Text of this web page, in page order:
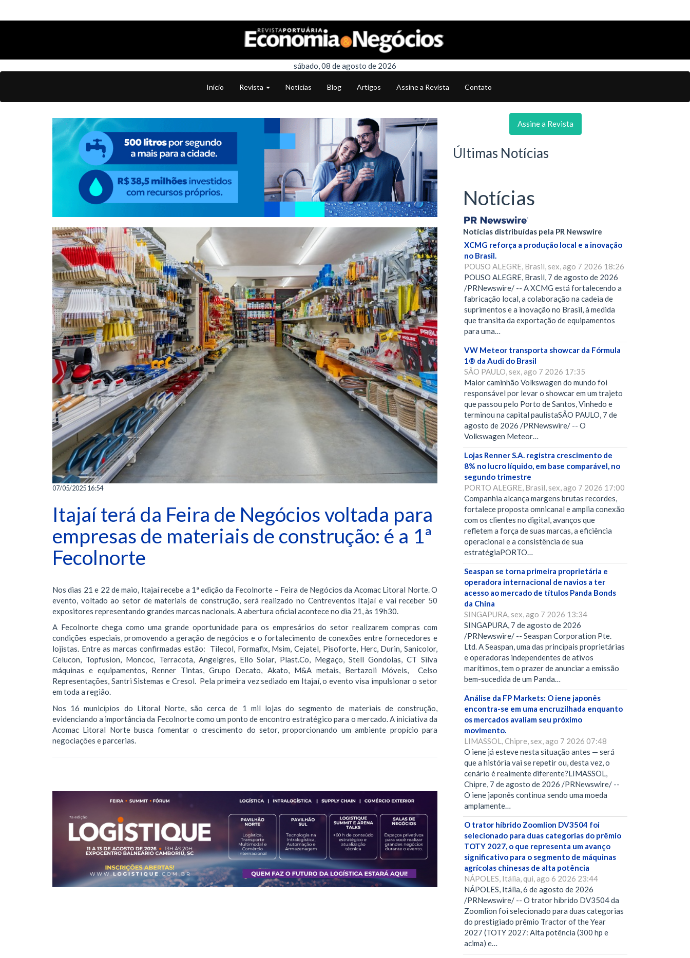
sábado, 08 de agosto de 2026
Início Revista Notícias Blog Artigos Assine a Revista Contato
07/05/2025 16:54
Itajaí terá da Feira de Negócios voltada para
empresas de materiais de construção: é a 1ª
Fecolnorte
Nos dias 21 e 22 de maio, Itajaí recebe a 1ª edição da Fecolnorte – Feira de Negócios da Acomac Litoral Norte. O
evento, voltado ao setor de materiais de construção, será realizado no Centreventos Itajaí e vai receber 50
expositores representando grandes marcas nacionais. A abertura oficial acontece no dia 21, às 19h30.
A Fecolnorte chega como uma grande oportunidade para os empresários do setor realizarem compras com
condições especiais, promovendo a geração de negócios e o fortalecimento de conexões entre fornecedores e
lojistas. Entre as marcas confirmadas estão: Tilecol, Formafix, Msim, Cejatel, Pisoforte, Herc, Durin, Sanicolor,
Celucon, Topfusion, Moncoc, Terracota, Angelgres, Ello Solar, Plast.Co, Megaço, Stell Gondolas, CT Silva
máquinas e equipamentos, Renner Tintas, Grupo Decato, Akato, M&A metais, Bertazoli Móveis, Celso
Representações, Santri Sistemas e Cresol. Pela primeira vez sediado em Itajaí, o evento visa impulsionar o setor
em toda a região.
Nos 16 municípios do Litoral Norte, são cerca de 1 mil lojas do segmento de materiais de construção,
evidenciando a importância da Fecolnorte como um ponto de encontro estratégico para o mercado. A iniciativa da
Acomac Litoral Norte busca fomentar o crescimento do setor, proporcionando um ambiente propício para
negociações e parcerias.
Assine a Revista
Últimas Notícias
Notícias
Notícias distribuídas pela PR Newswire
XCMG reforça a produção local e a inovação
no Brasil.
POUSO ALEGRE, Brasil, sex, ago 7 2026 18:26
POUSO ALEGRE, Brasil, 7 de agosto de 2026
/PRNewswire/ -- A XCMG está fortalecendo a
fabricação local, a colaboração na cadeia de
suprimentos e a inovação no Brasil, à medida
que transita da exportação de equipamentos
para uma…
VW Meteor transporta showcar da Fórmula
1® da Audi do Brasil
SÃO PAULO, sex, ago 7 2026 17:35
Maior caminhão Volkswagen do mundo foi
responsável por levar o showcar em um trajeto
que passou pelo Porto de Santos, Vinhedo e
terminou na capital paulistaSÃO PAULO, 7 de
agosto de 2026 /PRNewswire/ -- O
Volkswagen Meteor…
Lojas Renner S.A. registra crescimento de
8% no lucro líquido, em base comparável, no
segundo trimestre
PORTO ALEGRE, Brasil, sex, ago 7 2026 17:00
Companhia alcança margens brutas recordes,
fortalece proposta omnicanal e amplia conexão
com os clientes no digital, avanços que
refletem a força de suas marcas, a eficiência
operacional e a consistência de sua
estratégiaPORTO…
Seaspan se torna primeira proprietária e
operadora internacional de navios a ter
acesso ao mercado de títulos Panda Bonds
da China
SINGAPURA, sex, ago 7 2026 13:34
SINGAPURA, 7 de agosto de 2026
/PRNewswire/ -- Seaspan Corporation Pte.
Ltd. A Seaspan, uma das principais proprietárias
e operadoras independentes de ativos
marítimos, tem o prazer de anunciar a emissão
bem-sucedida de um Panda…
Análise da FP Markets: O iene japonês
encontra-se em uma encruzilhada enquanto
os mercados avaliam seu próximo
movimento.
LIMASSOL, Chipre, sex, ago 7 2026 07:48
O iene já esteve nesta situação antes — será
que a história vai se repetir ou, desta vez, o
cenário é realmente diferente?LIMASSOL,
Chipre, 7 de agosto de 2026 /PRNewswire/ --
O iene japonês continua sendo uma moeda
amplamente…
O trator híbrido Zoomlion DV3504 foi
selecionado para duas categorias do prêmio
TOTY 2027, o que representa um avanço
significativo para o segmento de máquinas
agrícolas chinesas de alta potência
NÁPOLES, Itália, qui, ago 6 2026 23:44
NÁPOLES, Itália, 6 de agosto de 2026
/PRNewswire/ -- O trator híbrido DV3504 da
Zoomlion foi selecionado para duas categorias
do prestigiado prêmio Tractor of the Year
2027 (TOTY 2027: Alta potência (300 hp e
acima) e…